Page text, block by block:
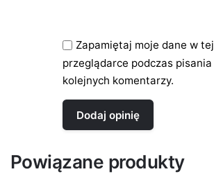
Zapamiętaj moje dane w tej
przeglądarce podczas pisania
kolejnych komentarzy.
Powiązane produkty